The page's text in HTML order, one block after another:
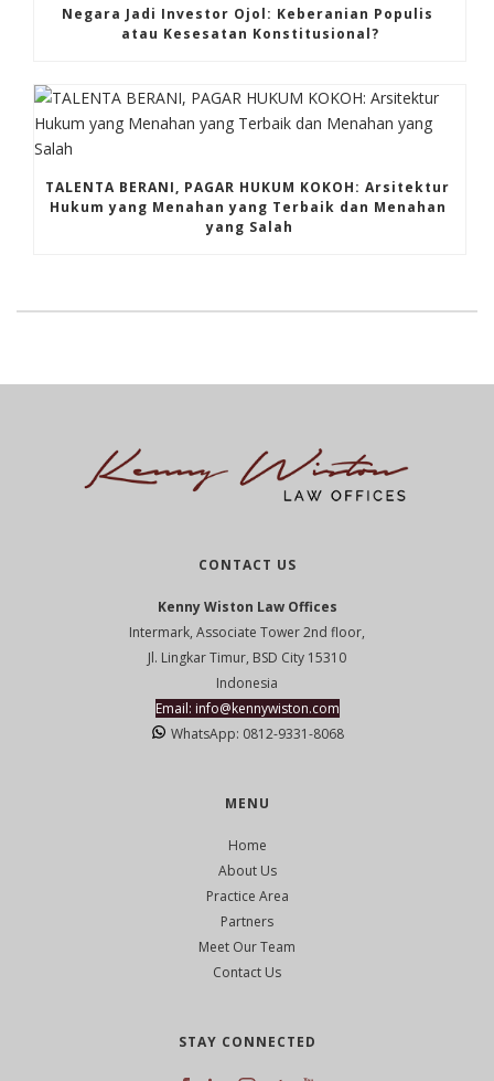
Negara Jadi Investor Ojol: Keberanian Populis
atau Kesesatan Konstitusional?
TALENTA BERANI, PAGAR HUKUM KOKOH: Arsitektur
Hukum yang Menahan yang Terbaik dan Menahan
yang Salah
CONTACT US
Kenny Wiston Law Offices
Intermark, Associate Tower 2nd floor,
Jl. Lingkar Timur, BSD City 15310
Indonesia
Email: info@kennywiston.com
WhatsApp: 0812-9331-8068
MENU
Home
About Us
Practice Area
Partners
Meet Our Team
Contact Us
STAY CONNECTED